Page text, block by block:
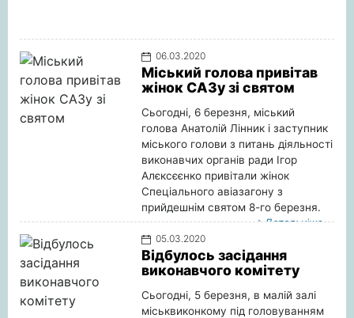
06.03.2020
Міський голова привітав
жінок САЗу зі святом
Сьогодні, 6 березня, міський
голова Анатолій Лінник і заступник
міського голови з питань діяльності
виконавчих органів ради Ігор
Алєксєєнко привітали жінок
Спеціального авіазагону з
прийдешнім святом 8-го березня.
Детальніше
05.03.2020
Відбулось засідання
виконавчого комітету
Сьогодні, 5 березня, в малій залі
міськвиконкому під головуванням